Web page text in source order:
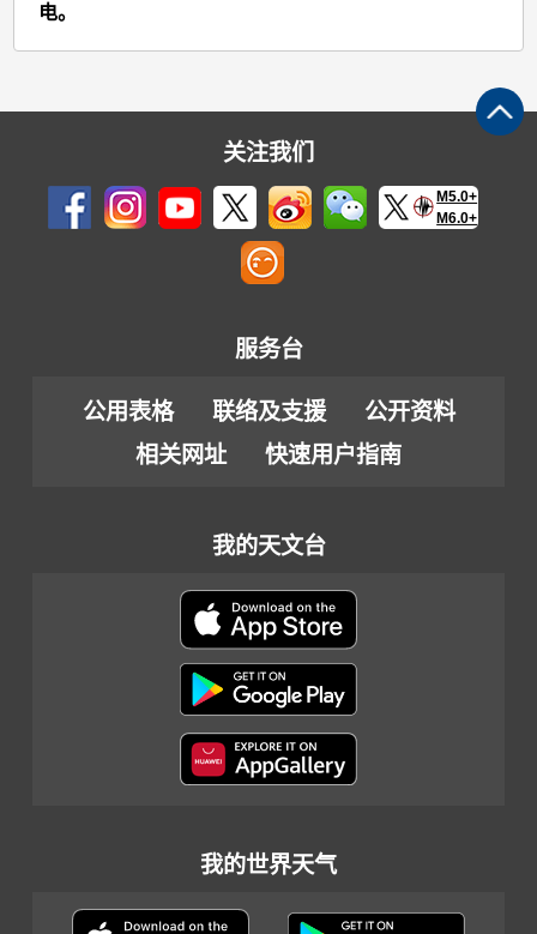
电。
关注我们
M5.0+
M6.0+
服务台
公用表格 联络及支援
公开资料
相关网址
快速用户指南
我的天文台
我的世界天气